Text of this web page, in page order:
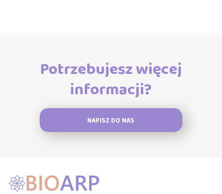
Potrzebujesz więcej
informacji?
NAPISZ DO NAS